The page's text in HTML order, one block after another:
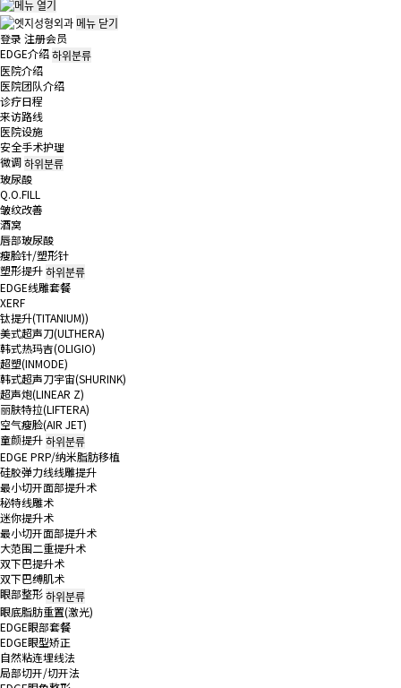
메뉴 닫기
登录 注册会员
EDGE介绍하위분류
医院介绍
医院团队介绍
诊疗日程
来访路线
医院设施
安全手术护理
微调하위분류
玻尿酸
Q.O.FILL
皱纹改善
酒窝
唇部玻尿酸
瘦脸针/塑形针
塑形提升하위분류
EDGE线雕套餐
XERF
钛提升(TITANIUM))
美式超声刀(ULTHERA)
韩式热玛吉(OLIGIO)
超塑(INMODE)
韩式超声刀宇宙(SHURINK)
超声炮(LINEAR Z)
丽肤特拉(LIFTERA)
空气瘦脸(AIR JET)
童颜提升하위분류
EDGE PRP/纳米脂肪移植
硅胶弹力线线雕提升
最小切开面部提升术
秘特线雕术
迷你提升术
最小切开面部提升术
大范围二重提升术
双下巴提升术
双下巴缚肌术
眼部整形하위분류
眼底脂肪重置(激光)
EDGE眼部套餐
EDGE眼型矫正
自然粘连埋线法
局部切开/切开法